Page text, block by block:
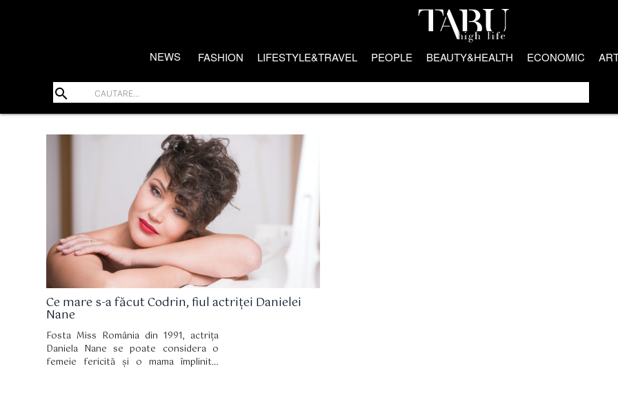
NEWS FASHION LIFESTYLE&TRAVEL PEOPLE BEAUTY&HEALTH ECONOMIC
search
Ce mare s-a făcut Codrin, fiul actriței Danielei
Nane
Fosta Miss România din 1991, actrița
Daniela Nane se poate considera o
femeie fericită și o mama împlinită.